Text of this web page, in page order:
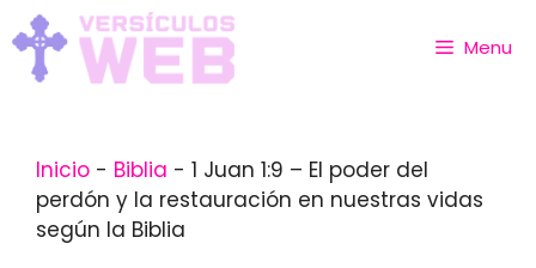
Skip
to
content
Menu
Inicio - Biblia - 1 Juan 1:9 – El poder del
perdón y la restauración en nuestras vidas
según la Biblia